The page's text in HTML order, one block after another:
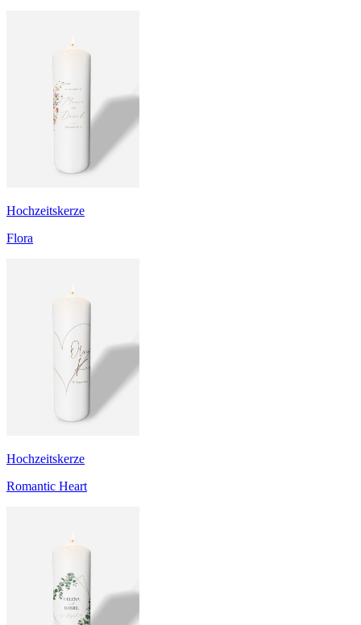
Hochzeitskerze
Flora
Hochzeitskerze
Romantic Heart